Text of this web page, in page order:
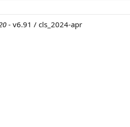
- v6.91 / cls_2024-apr